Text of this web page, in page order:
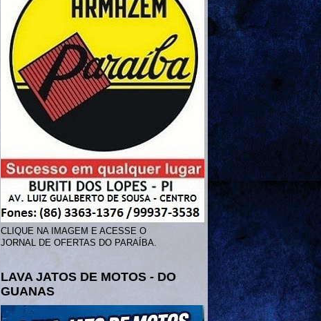
CLIQUE NA IMAGEM E ACESSE O
JORNAL DE OFERTAS DO PARAÍBA.
LAVA JATOS DE MOTOS - DO
GUANAS